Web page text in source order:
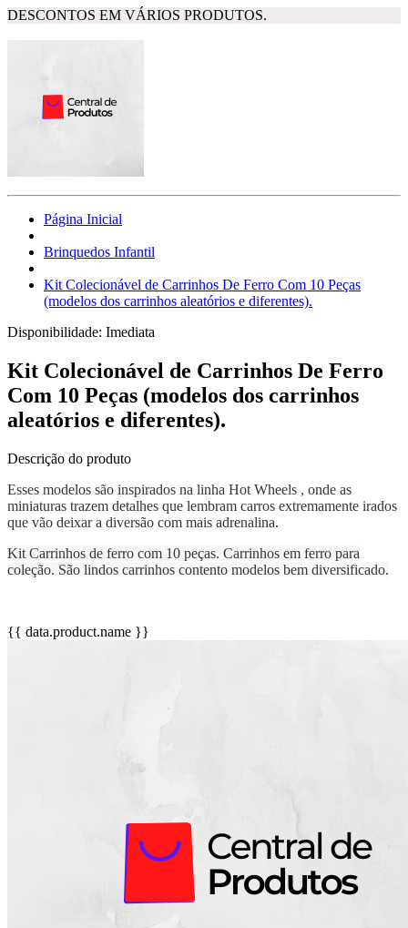
DESCONTOS EM VÁRIOS PRODUTOS.
Página Inicial
Brinquedos Infantil
Kit Colecionável de Carrinhos De Ferro Com 10 Peças
(modelos dos carrinhos aleatórios e diferentes).
Disponibilidade: Imediata
Kit Colecionável de Carrinhos De Ferro
Com 10 Peças (modelos dos carrinhos
aleatórios e diferentes).
Descrição do produto
Esses modelos são inspirados na linha Hot Wheels , onde as
miniaturas trazem detalhes que lembram carros extremamente irados
que vão deixar a diversão com mais adrenalina.
Kit Carrinhos de ferro com 10 peças. Carrinhos em ferro para
coleção. São lindos carrinhos contento modelos bem diversificado.
{{ data.product.name }}